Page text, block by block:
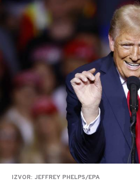
IZVOR: JEFFREY PHELPS/EPA